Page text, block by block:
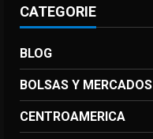
CATEGORIE
BLOG
BOLSAS Y MERCADOS
CENTROAMERICA